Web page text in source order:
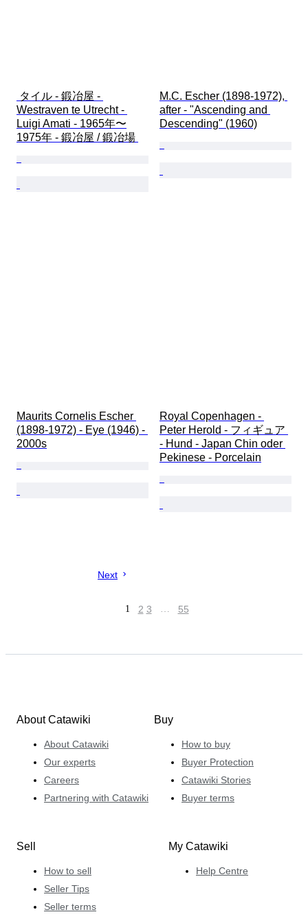
Westraven te Utrecht -
Luigi Amati - 1965年〜
1975年 - 鍛冶屋 / 鍛冶場
M.C. Escher (1898-1972),
after - "Ascending and
Descending" (1960)
Maurits Cornelis Escher
(1898-1972) - Eye (1946) -
2000s
Royal Copenhagen -
Peter Herold - フィギュア
- Hund - Japan Chin oder
Pekinese - Porcelain
Next
1 2 3 … 55
About Catawiki
About Catawiki
Our experts
Careers
Partnering with Catawiki
Buy
How to buy
Buyer Protection
Catawiki Stories
Buyer terms
Sell
How to sell
Seller Tips
Seller terms
My Catawiki
Help Centre